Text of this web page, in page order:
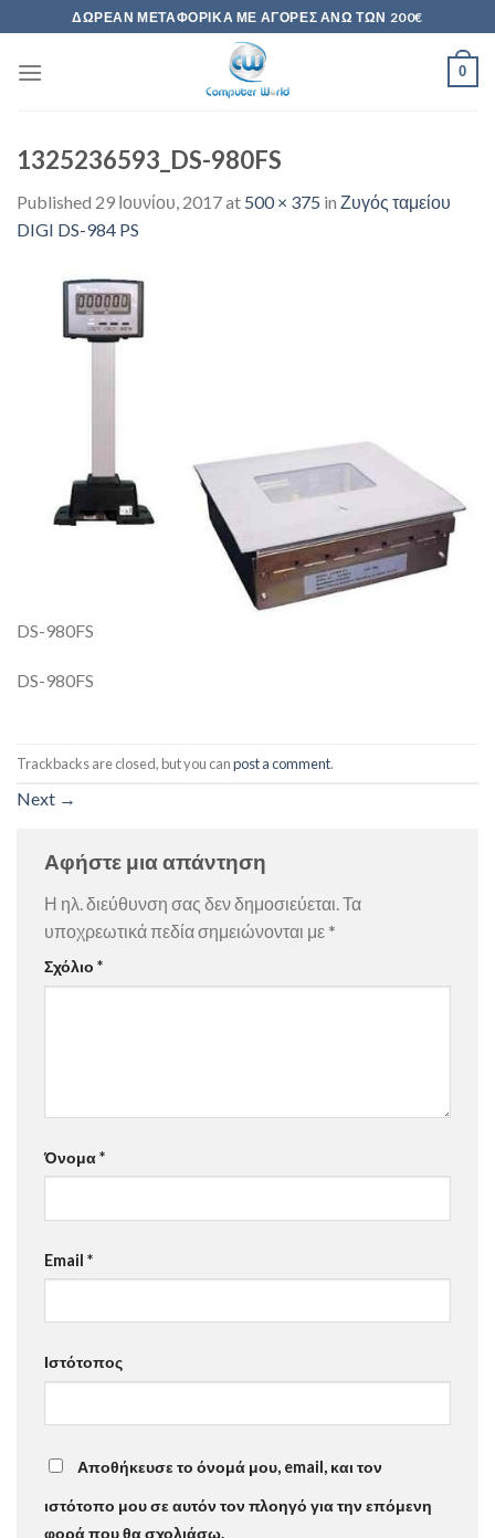
to
content
ΔΩΡΕΆΝ ΜΕΤΑΦΟΡΙΚΆ ΜΕ ΑΓΟΡΈΣ ΆΝΩ ΤΩΝ 200€
0
1325236593_DS-980FS
Published 29 Ιουνίου, 2017at 500 × 375 in Ζυγός ταμείου
DIGI DS-984 PS
DS-980FS
DS-980FS
Trackbacks are closed, but you canpost a comment.
Next →
Αφήστε μια απάντηση
Η ηλ. διεύθυνση σας δεν δημοσιεύεται.Τα
υποχρεωτικά πεδία σημειώνονται με *
Σχόλιο *
Όνομα*
Email *
Ιστότοπος
Αποθήκευσε το όνομά μου, email, και τον
ιστότοπο μου σε αυτόν τον πλοηγό για την επόμενη
φορά που θα σχολιάσω.